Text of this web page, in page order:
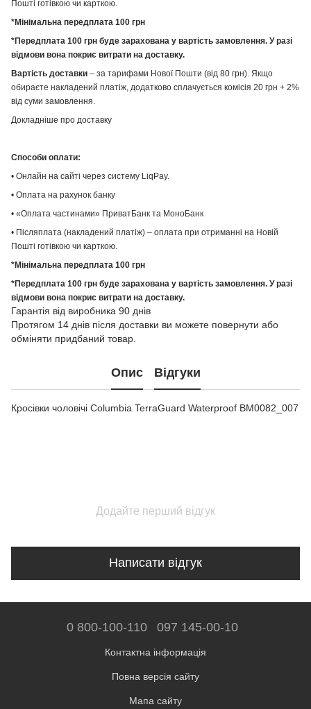
Пошті готівкою чи карткою.
*Мінімальна передплата 100 грн
*Передплата 100 грн буде зарахована у вартість замовлення. У разі
відмови вона покриє витрати на доставку.
Вартість доставки – за тарифами Нової Пошти (від 80 грн). Якщо
обираєте накладений платіж, додатково сплачується комісія 20 грн + 2%
від суми замовлення.
Докладніше про доставку
Способи оплати:
• Онлайн на сайті через систему LiqPay.
• Оплата на рахунок банку
• «Оплата частинами» ПриватБанк та МоноБанк
• Післяплата (накладений платіж) – оплата при отриманні на Новій
Пошті готівкою чи карткою.
*Мінімальна передплата 100 грн
*Передплата 100 грн буде зарахована у вартість замовлення. У разі
відмови вона покриє витрати на доставку.
Гарантія від виробника 90 днів
Протягом 14 днів після доставки ви можете повернути або
обміняти придбаний товар.
Опис Відгуки
Кросівки чоловічі Columbia TerraGuard Waterproof BM0082_007
Додайте перший відгук
Написати відгук
0 800-100-110 097 145-00-10
Контактна інформація
Повна версія сайту
Мапа сайту